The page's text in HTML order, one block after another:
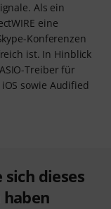
Als ein
eine
Konferenzen
ist. In Hinblick
Treiber für
sowie Audified
dieses